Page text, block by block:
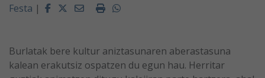
Festa | FacebookTwitterEmailImprimirWhatsapp
Burlatak bere kultur aniztasunaren aberastasuna
kalean erakutsiz ospatzen du egun hau. Herritar